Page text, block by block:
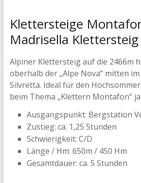
Klettersteige
Madrisella
Alpiner Klettersteig auf die 2466m
oberhalb der „Alpe Nova“ mitten
Silvretta. Ideal für den
beim Thema „Klettern Montafon“
Ausgangspunkt: Bergstation
Zustieg: ca. 1,25 Stunden
Schwierigkeit: C/D
Länge / Hm: 650m / 450 Hm
Gesamtdauer: ca. 5 Stunden